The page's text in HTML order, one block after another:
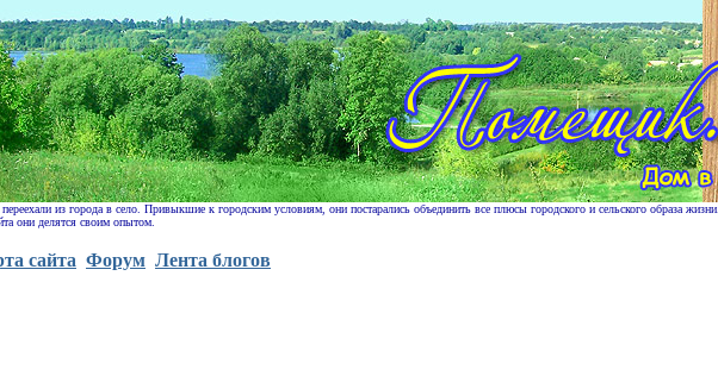
переехали из города в село. Привыкшие к городским условиям, они постарались объединить все плюсы городского и сельского образа жизни.
они делятся своим опытом.
сайта Форум Лента блогов